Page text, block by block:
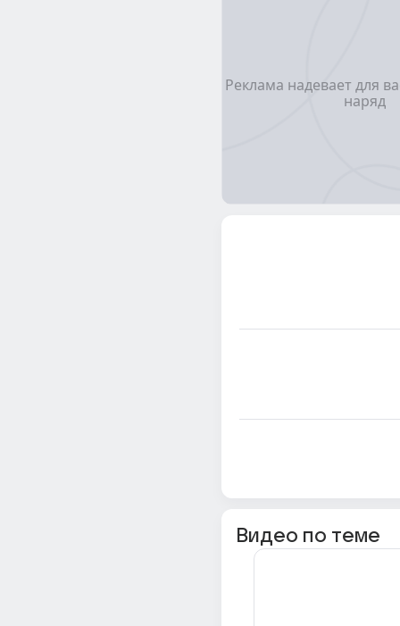
Видео по теме